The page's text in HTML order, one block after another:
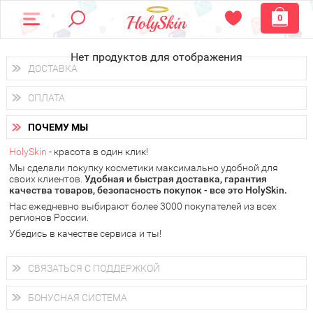
0
Нет продуктов для отображения
ДОСТАВКА
Доставка осуществляетсяпо всем городам России.
Вы можете выбрать доставку курьером, Почтой России или
получить заказ в пунктах выдачи PickPoint или пункте
самовывоза.
В 20 городах России доставка осуществляется ужена
следующий день.
у Вас всегда есть возможность получитьбесплатную
доставку от HolySkin.
подробнее об условиях доставки и оплаты в Вашем городе
ОПЛАТА
Вы можете оплатить свой заказ любым удобным способом:
наличными деньгами (
через интернет-банк (Альфа-банк, Сбербанк) и другими
электронными способами.
ПОЧЕМУ МЫ
HolySkin - красота в один клик!
Мы сделали покупку косметики максимально удобной для
своих клиентов. Удобная и быстрая доставка, гарантия
качества товаров, безопасность покупок - все это HolySkin.
Нас ежедневно выбирают более 3000 покупателей из всех
регионов России.
Убедись в качестве сервиса и ты!
СВЯЗАТЬСЯ С ПОДДЕРЖКОЙ
+7 (800) 707-24-55
Мы будем рады ответить на все Ваши вопросы по работе
магазина, проконсультировать по товарам, рассказать о
БОНУСНАЯ СИСТЕМА